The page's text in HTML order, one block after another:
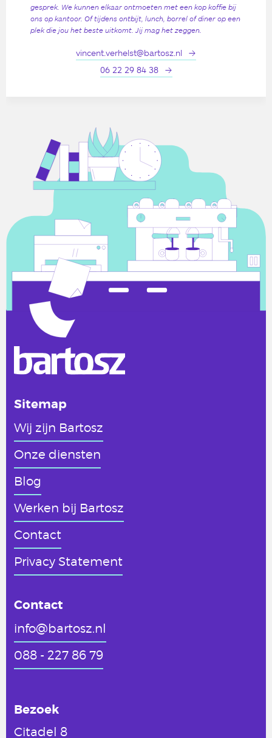
gesprek. We kunnen elkaar ontmoeten met een kop koffie bij
ons op kantoor. Of tijdens ontbijt, lunch, borrel of diner op een
plek die jou het beste uitkomt. Jij mag het zeggen.
vincent.verhelst@bartosz.nl
06 22 29 84 38
Sitemap
Wij zijn Bartosz
Onze diensten
Blog
Werken bij Bartosz
Contact
Privacy Statement
Contact
info@bartosz.nl
088 - 227 86 79
Bezoek
Citadel 8